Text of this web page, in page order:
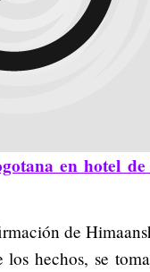
en hotel
de
hechos, se